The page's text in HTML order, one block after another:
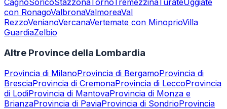
CagnoSoricoStazzonaTornoTremezzinaTurateUggiate
con RonagoValbronaValmoreaVal
RezzoVenianoVercanaVertemate con MinoprioVilla
GuardiaZelbio
Altre Province della Lombardia
Provincia di MilanoProvincia di BergamoProvincia di
BresciaProvincia di CremonaProvincia di LeccoProvincia
di LodiProvincia di MantovaProvincia di Monza e
BrianzaProvincia di PaviaProvincia di SondrioProvincia